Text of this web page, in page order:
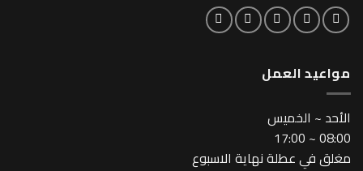
مواعيد العمل
اﻷحد ~ الخميس
08:00 ~ 17:00
مغلق في عطلة نهاية الاسبوع